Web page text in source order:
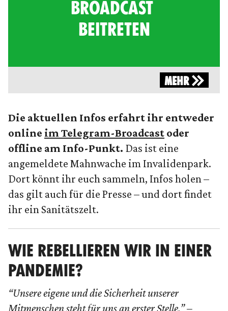
BROADCAST
BEITRETEN
MEHR
Die aktuellen Infos erfahrt ihr entweder
online im Telegram-Broadcast oder
offline am Info-Punkt. Das ist eine
angemeldete Mahnwache im Invalidenpark.
Dort könnt ihr euch sammeln, Infos holen –
das gilt auch für die Presse – und dort findet
ihr ein Sanitätszelt.
WIE REBELLIEREN WIR IN EINER
PANDEMIE?
“Unsere eigene und die Sicherheit unserer
Mitmenschen steht für uns an erster Stelle.” –